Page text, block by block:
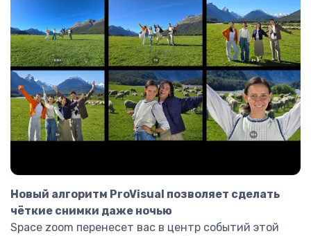
Новый алгоритм ProVisual позволяет сделать
чёткие снимки даже ночью
Space zoom перенесет вас в центр событий этой